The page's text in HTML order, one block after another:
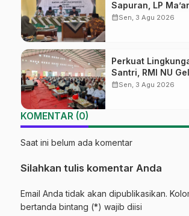
Sapuran, LP
Wonosobo
calendar_monthSen, 3 Agu 2026
Perkuat
Santri, RMI NU
‘Sambang
calendar_monthSen, 3 Agu 2026
KOMENTAR (0)
Saat ini belum ada komentar
Silahkan tulis komentar Anda
Email Anda tidak akan dipublikasikan.
bertanda bintang (*) wajib diisi